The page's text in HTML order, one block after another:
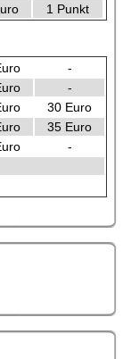
1 Punkt
-
-
30 Euro
35 Euro
-